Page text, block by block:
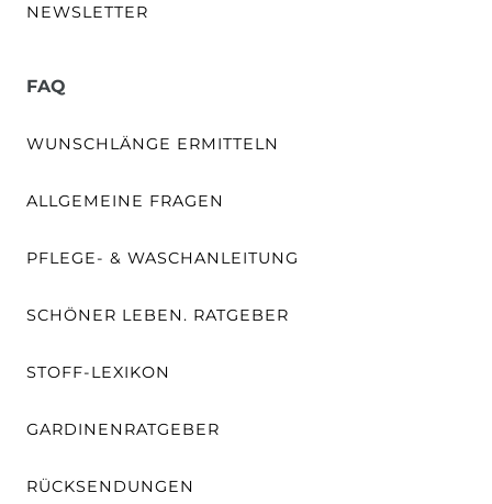
NEWSLETTER
FAQ
WUNSCHLÄNGE ERMITTELN
ALLGEMEINE FRAGEN
PFLEGE- & WASCHANLEITUNG
SCHÖNER LEBEN. RATGEBER
STOFF-LEXIKON
GARDINENRATGEBER
RÜCKSENDUNGEN